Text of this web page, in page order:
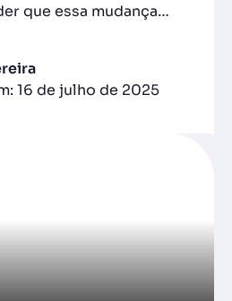
que essa mudança…
16 de julho de 2025